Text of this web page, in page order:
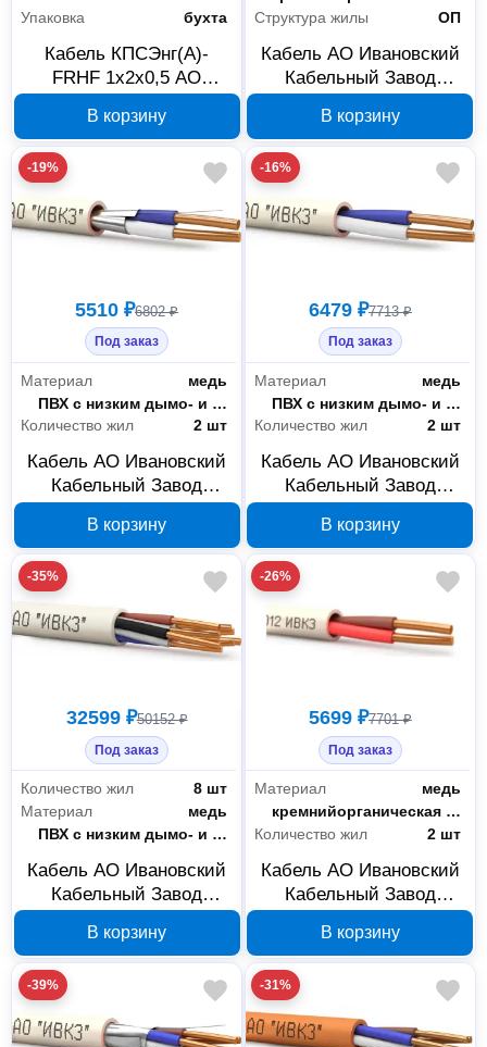
Упаковка
бухта
Кабель КПСЭнг(А)-
FRHF 1x2х0,5 АО
Завод 00-00026190, 200
м
В корзину
Структура жилы
ОП
Кабель АО Ивановский
Кабельный Завод
КПСнг(А)-FRLS
2х2х0.75, бухта 200 м
В корзину
-19%
5510 ₽6802 ₽
Под заказ
Материал
медь
Изоляция
ПВХ с низким дымо- и газовыделением и низкой токсичностью горения
Количество жил
2 шт
Кабель АО Ивановский
Кабельный Завод
1x2х0,5, 200 м,
2000000074511
В корзину
-16%
6479 ₽7713 ₽
Под заказ
Материал
медь
Изоляция
ПВХ с низким дымо- и газовыделением и низкой токсичностью горения
Количество жил
2 шт
Кабель АО Ивановский
Кабельный Завод
1x2х0,75, 200 м,
2000000074672
В корзину
-35%
32599 ₽50152 ₽
Под заказ
Количество жил
8 шт
Материал
медь
Изоляция
ПВХ с низким дымо- и газовыделением и низкой токсичностью горения
Кабель АО Ивановский
Кабельный Завод
4x2х0,75, 200 м,
2000000094038
В корзину
-26%
5699 ₽7701 ₽
Под заказ
Материал
медь
Изоляция
кремнийорганическая резина
Количество жил
2 шт
Кабель АО Ивановский
Кабельный Завод
1x2х0,5 ок, бухта 200 м,
00-00026119
В корзину
-39% -31%